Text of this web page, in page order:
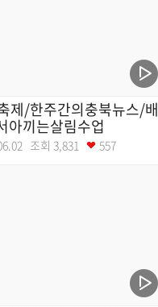
제/한주간의충북뉴스/배
아끼는살림수업
조회 3,831 557